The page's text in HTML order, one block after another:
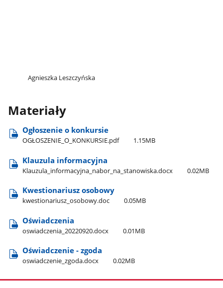
Agnieszka Leszczyńska
Materiały
Ogłoszenie o konkursie
OGŁOSZENIE​_O​_KONKURSIE.pdf 1.15MB
Klauzula informacyjna
Klauzula​_informacyjna​_nabor​_na​_stanowiska.docx 0.02MB
Kwestionariusz osobowy
kwestionariusz​_osobowy.doc 0.05MB
Oświadczenia
oswiadczenia​_20220920.docx 0.01MB
Oświadczenie - zgoda
oswiadczenie​_zgoda.docx 0.02MB